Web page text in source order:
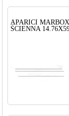
APARICI
ŚCIENNA